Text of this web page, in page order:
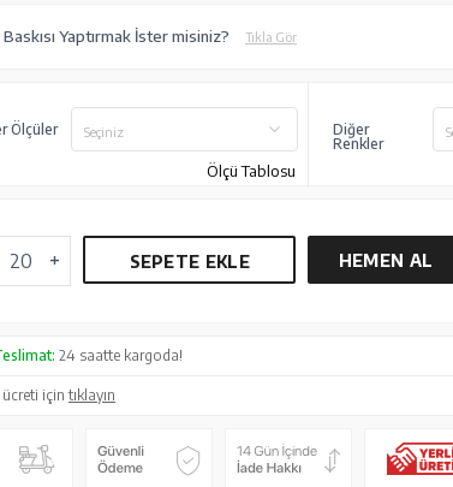
Baskısı Yaptırmak İster misiniz? Tıkla Gör
Ölçüler Seçiniz
Ölçü Tablosu
Diğer
Renkler
SEPETE EKLE HEMEN AL
24 saatte kargoda!
ücreti içintıklayın